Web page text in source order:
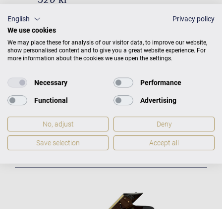
English
Privacy policy
We use cookies
We may place these for analysis of our visitor data, to improve our website,
show personalised content and to give you a great website experience. For
more information about the cookies we use open the settings.
Necessary Performance
Functional Advertising
No, adjust Deny
Save selection Accept all